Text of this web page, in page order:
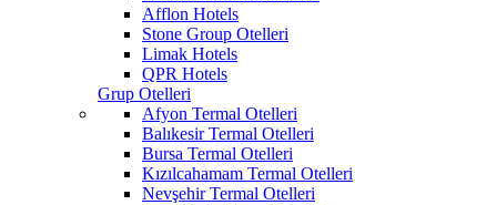
Afflon Hotels
Stone Group Otelleri
Limak Hotels
QPR Hotels
Grup Otelleri
Afyon Termal Otelleri
Balıkesir Termal Otelleri
Bursa Termal Otelleri
Kızılcahamam Termal Otelleri
Nevşehir Termal Otelleri